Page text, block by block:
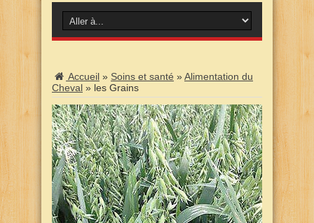
Accueil » Soins et santé »Alimentation du
Cheval » les Grains